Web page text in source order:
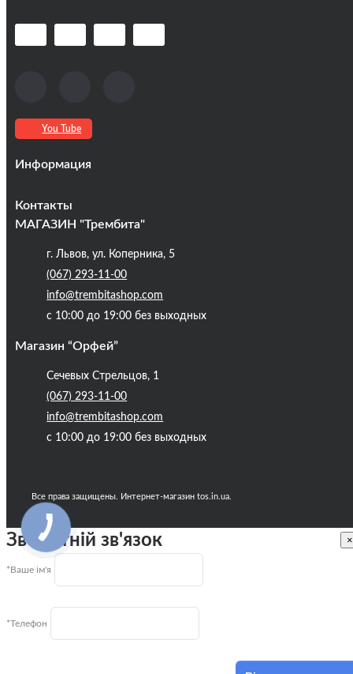
You Tube
Информация
Контакты
Публічна оферта
Бренди
Блог
Контакты
МАГАЗИН "Трембита"
г. Львов, ул. Коперника, 5
(067) 293-11-00
info@trembitashop.com
с 10:00 до 19:00 без выходных
Магазин “Орфей”
Сечевых Стрельцов, 1
(067) 293-11-00
info@trembitashop.com
с 10:00 до 19:00 без выходных
Все права защищены. Интернет-магазин tos.in.ua.
Зворотній зв'язок ×
*Ваше ім'я
*Телефон